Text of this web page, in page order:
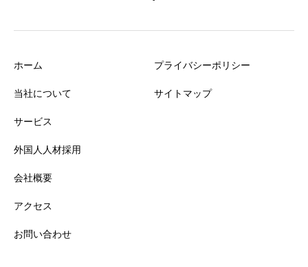
ホーム
当社について
サービス
外国人人材採用
会社概要
アクセス
お問い合わせ
プライバシーポリシー
サイトマップ